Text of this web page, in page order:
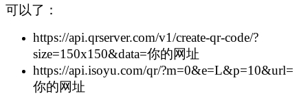
可以了：
https://api.qrserver.com/v1/create-qr-code/?
size=150x150&data=你的网址
https://api.isoyu.com/qr/?m=0&e=L&p=10&url=
你的网址